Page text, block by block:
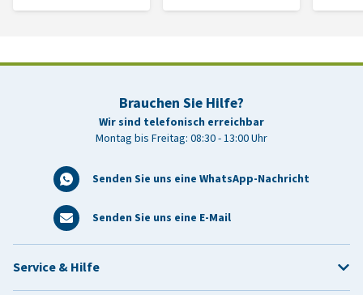
Brauchen Sie Hilfe?
Wir sind telefonisch erreichbar
Montag bis Freitag: 08:30 - 13:00 Uhr
Senden Sie uns eine WhatsApp-Nachricht
Senden Sie uns eine E-Mail
Service & Hilfe